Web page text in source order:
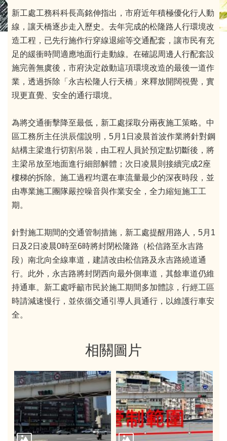
新工處工務科科長高銘伸指出，市府近年積極優化行人動
線，讓天橋逐步走入歷史。去年完成的松隆路人行環境改
造工程，已先行施作行穿線退縮等交通配套，讓市民有充
足的緩衝時間適應地面行走動線。在確認周邊人行配套設
施完善無虞後，市府決定啟動這項環境改造的最後一道作
業，透過拆除「永吉松隆人行天橋」來釋放開闊視覺，實
現更直覺、安全的通行環境。
為將交通衝擊降至最低，新工處採取分兩夜施工策略。中
區工務所主任洪辰儒說明，5月1日凌晨首波作業將針對鋼
結構主梁進行切割吊裝，由工程人員於預定點切斷後，將
主梁吊放至地面進行細部解體；次日凌晨則接續完成2座
樓梯的拆除。施工過程均選在車流量最少的深夜時段，並
由專業施工團隊嚴控噪音與作業安全，全力縮短施工工
期。
針對施工期間的交通管制措施，新工處提醒用路人，5月1
日及2日凌晨0時至6時將封閉松隆路（松信路至永吉路
段）南北向全線車道，建請改由松信路及永吉路繞道通
行。此外，永吉路將封閉西向最外側車道，其餘車道仍維
持通車。新工處呼籲市民於施工期間多加體諒，行經工區
時請減速慢行，並依循交通引導人員通行，以維護行車安
全。
相關圖片